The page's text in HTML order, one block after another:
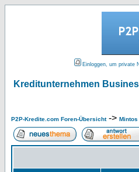
Einloggen, um private
Kreditunternehmen
P2P-Kredite.com Foren-Übersicht-> Mintos